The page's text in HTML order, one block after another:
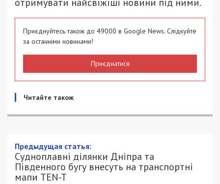
Приєднуйтесь також до 49000 в Google News. Слідкуйте
за останніми новинами!
Приєднатися
Читайте також
Предыдущая статья:
Судноплавні ділянки Дніпра та
Південного бугу внесуть на транспортні
мапи TEN-T